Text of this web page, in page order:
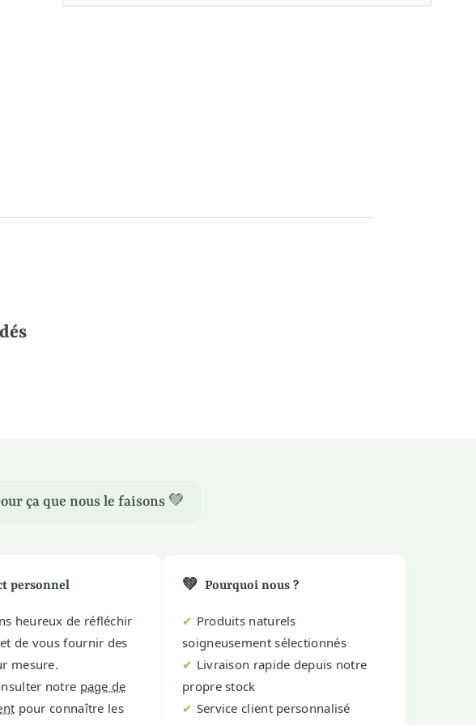
ça que nous le faisons 💚
personnel
heureux de réfléchir
de vous fournir des
mesure.
notre page de
pour connaître les
💚 Pourquoi nous ?
✔ Produits naturels
soigneusement sélectionnés
✔ Livraison rapide depuis notre
propre stock
✔ Service client personnalisé